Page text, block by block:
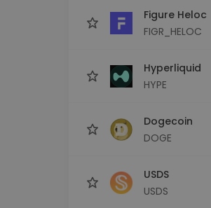
Figure Heloc
FIGR_HELOC
Hyperliquid
HYPE
Dogecoin
DOGE
USDS
USDS